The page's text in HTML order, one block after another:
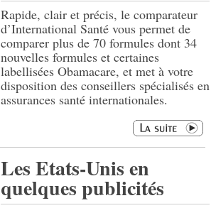
Rapide, clair et précis, le comparateur
d’International Santé vous permet de
comparer plus de 70 formules dont 34
nouvelles formules et certaines
labellisées Obamacare, et met à votre
disposition des conseillers spécialisés en
assurances santé internationales.
Les Etats-Unis en
quelques publicités